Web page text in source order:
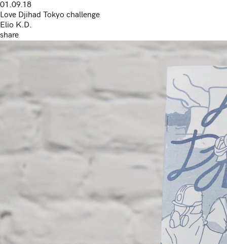
01.09.18
Love Djihad Tokyo challenge
Elio K.D.
share